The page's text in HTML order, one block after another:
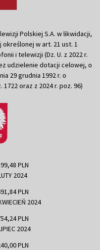
Polskiej S.A. w likwidacji,
w art. 21 ust. 1
i telewizji (Dz. U. z 2022 r.
udzielenie dotacji celowej, o
29 grudnia 1992 r. o
oraz z 2024 r. poz. 96)
PLN
2024
PLN
2024
PLN
2024
PLN